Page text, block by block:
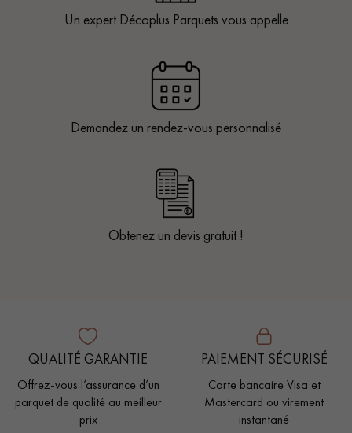
Un expert Décoplus Parquets vous appelle
Demandez un rendez-vous personnalisé
Obtenez un devis gratuit !
QUALITÉ GARANTIE
Offrez-vous l’assurance d’un
parquet de qualité au meilleur
prix
PAIEMENT SÉCURISÉ
Carte bancaire Visa et
Mastercard ou virement
instantané